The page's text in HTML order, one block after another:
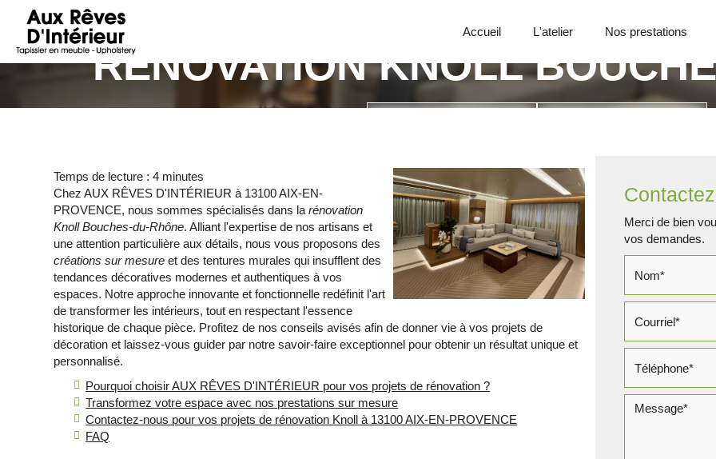
D'INTÉRIEUR
Accueil L'atelier Nos prestations
RÉNOVATION KNOLL
Temps de lecture : 4 minutes
Chez AUX RÊVES D'INTÉRIEUR à 13100 AIX-EN-
PROVENCE, nous sommes spécialisés dans larénovation
Knoll Bouches-du-Rhône. Alliant l'expertise de nos artisans et
une attention particulière aux détails, nous vous proposons des
créations sur mesure et des tentures murales qui insufflent des
tendances décoratives modernes et authentiques à vos
espaces. Notre approche innovante et fonctionnelle redéfinit l'art
de transformer les intérieurs, tout en respectant l'essence
historique de chaque pièce. Profitez de nos conseils avisés afin de donner vie à vos projets de
décoration et laissez-vous guider par notre savoir-faire exceptionnel pour obtenir un résultat unique et
personnalisé.
Pourquoi choisir AUX RÊVES D'INTÉRIEUR pour vos projets de rénovation ?
Transformez votre espace avec nos prestations sur mesure
Contactez-nous pour vos projets de rénovation Knoll à 13100 AIX-EN-PROVENCE
FAQ
Merci de bien
vos demandes.